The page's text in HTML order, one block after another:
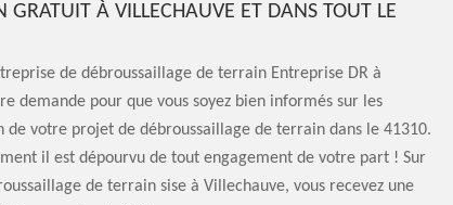
GRATUIT À VILLECHAUVE ET DANS TOUT LE
de débroussaillage de terrain Entreprise DR à
demande pour que vous soyez bien informés sur les
votre projet de débroussaillage de terrain dans le 41310.
il est dépourvu de tout engagement de votre part ! Sur
de terrain sise à Villechauve, vous recevez une